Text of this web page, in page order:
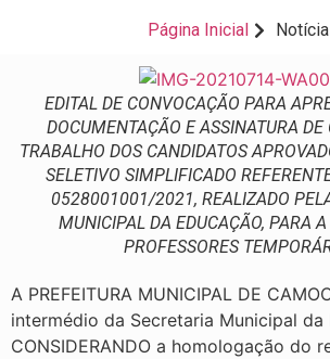
Página Inicial
EDITAL DE CONVOCAÇÃO PARA
DOCUMENTAÇÃO E ASSINATURA DE
TRABALHO DOS CANDIDATOS
SELETIVO SIMPLIFICADO
0528001001/2021, REALIZADO
MUNICIPAL DA EDUCAÇÃO, PARA
PROFESSORES
A PREFEITURA MUNICIPAL DE
intermédio da Secretaria Municipal da
CONSIDERANDO a homologação do